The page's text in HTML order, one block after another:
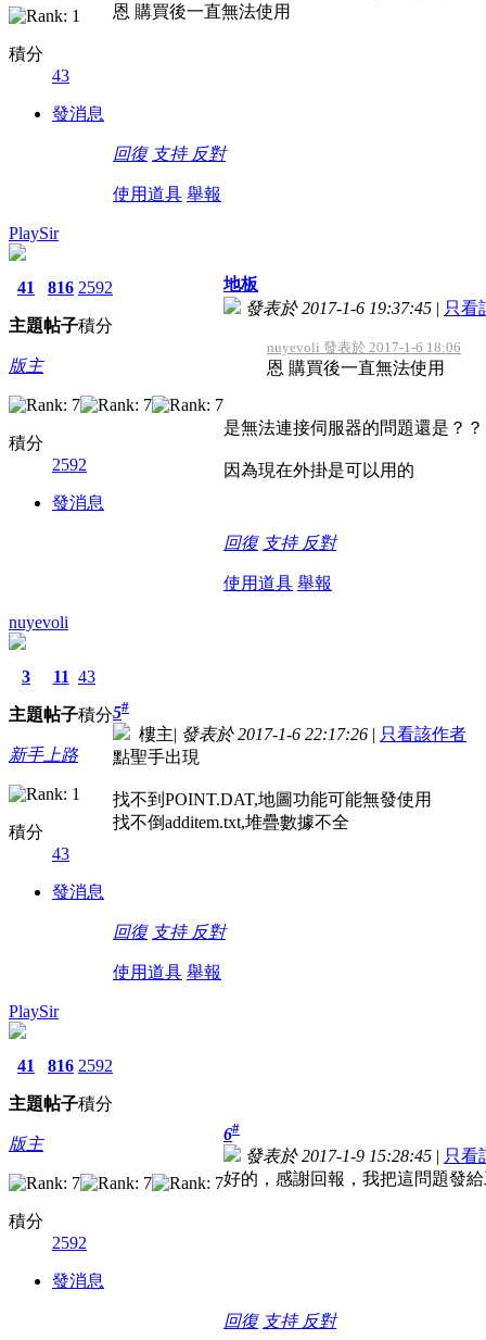
積分
43
發消息
恩 購買後一直無法使用
回復 支持 反對
使用道具 舉報
PlaySir
41
主題
816
帖子
2592
積分
版主
積分
2592
發消息
地板
發表於 2017-1-6 19:37:45 | 只看
nuyevoli 發表於 2017-1-6 18:06
恩 購買後一直無法使用
是無法連接伺服器的問題還是？？
因為現在外掛是可以用的
回復 支持 反對
使用道具 舉報
nuyevoli
3
主題
11
帖子
43
積分
新手上路
積分
43
發消息
5#
樓主| 發表於 2017-1-6 22:17:26 | 只看該作者
點聖手出現
找不到POINT.DAT,地圖功能可能無發使用
找不倒additem.txt,堆疊數據不全
回復 支持 反對
使用道具 舉報
PlaySir
41
主題
816
帖子
2592
積分
版主
積分
2592
發消息
6#
發表於 2017-1-9 15:28:45 | 只看
好的，感謝回報，我把這問題發
回復 支持 反對